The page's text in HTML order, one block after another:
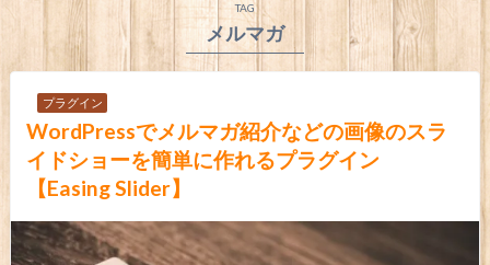
TAG
メルマガ
プラグイン
WordPressでメルマガ紹介などの画像のスラ
イドショーを簡単に作れるプラグイン
【Easing Slider】